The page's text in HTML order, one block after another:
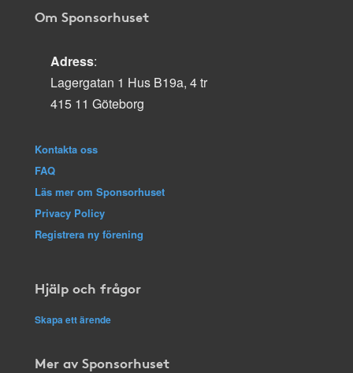
Om Sponsorhuset
Adress:
Lagergatan 1 Hus B19a, 4 tr
415 11 Göteborg
Kontakta oss
FAQ
Läs mer om Sponsorhuset
Privacy Policy
Registrera ny förening
Hjälp och frågor
Skapa ett ärende
Mer av Sponsorhuset